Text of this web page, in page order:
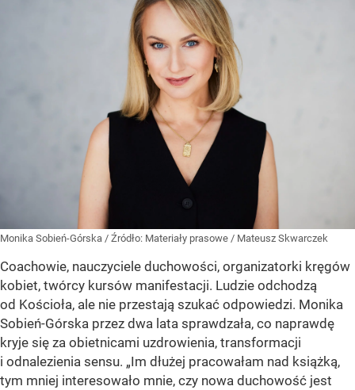
Monika Sobień-Górska / Źródło: Materiały prasowe / Mateusz Skwarczek
Coachowie, nauczyciele duchowości, organizatorki kręgów
kobiet, twórcy kursów manifestacji. Ludzie odchodzą
od Kościoła, ale nie przestają szukać odpowiedzi. Monika
Sobień-Górska przez dwa lata sprawdzała, co naprawdę
kryje się za obietnicami uzdrowienia, transformacji
i odnalezienia sensu. „Im dłużej pracowałam nad książką,
tym mniej interesowało mnie, czy nowa duchowość jest